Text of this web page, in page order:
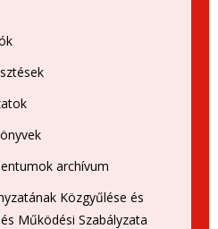
archívum
Közgyűlése és
Működési Szabályzata